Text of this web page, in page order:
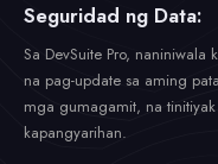
Seguridad ng Data:
Sa DevSuite Pro,
na pag-update sa aming
mga gumagamit, na
kapangyarihan.